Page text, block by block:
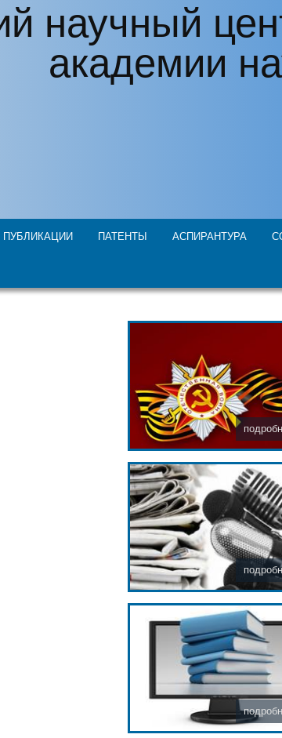
научный
академии
ПУБЛИКАЦИИ ПАТЕНТЫ АСПИРАНТУРА